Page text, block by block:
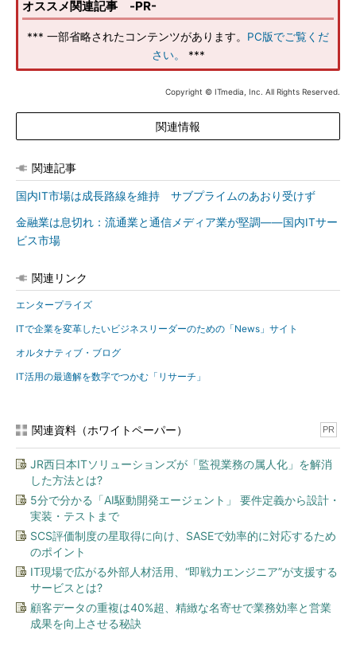
オススメ関連記事 -PR-
*** 一部省略されたコンテンツがあります。 PC版でご覧くだ
さい。
***
Copyright © ITmedia, Inc. All Rights Reserved.
関連情報
関連記事
国内IT市場は成長路線を維持 サブプライムのあおり受けず
金融業は息切れ：流通業と通信メディア業が堅調――国内ITサー
ビス市場
関連リンク
エンタープライズ
ITで企業を変革したいビジネスリーダーのための「News」サイト
オルタナティブ・ブログ
IT活用の最適解を数字でつかむ「リサーチ」
関連資料（ホワイトペーパー） PR
JR西日本ITソリューションズが「監視業務の属人化」を解消
した方法とは?
5分で分かる「AI駆動開発エージェント」 要件定義から設計・
実装・テストまで
SCS評価制度の星取得に向け、SASEで効率的に対応するため
のポイント
IT現場で広がる外部人材活用、“即戦力エンジニア”が支援する
サービスとは?
顧客データの重複は40%超、精緻な名寄せで業務効率と営業
成果を向上させる秘訣